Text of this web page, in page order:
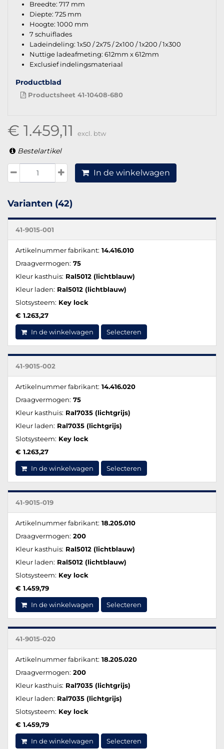
Breedte: 717 mm
Diepte: 725 mm
Hoogte: 1000 mm
7 schuiflades
Ladeindeling: 1x50 / 2x75 / 2x100 / 1x200 / 1x300
Nuttige ladeafmeting: 612mm x 612mm
Exclusief indelingsmateriaal
Productblad
Productsheet 41-10408-680
€ 1.459,11 excl. btw
Bestelartikel
In de winkelwagen
Varianten (42)
41-9015-001
Artikelnummer fabrikant: 14.416.010
Draagvermogen: 75
Kleur kasthuis: Ral5012 (lichtblauw)
Kleur laden: Ral5012 (lichtblauw)
Slotsysteem: Key lock
€ 1.263,27
In de winkelwagen Selecteren
41-9015-002
Artikelnummer fabrikant: 14.416.020
Draagvermogen: 75
Kleur kasthuis: Ral7035 (lichtgrijs)
Kleur laden: Ral7035 (lichtgrijs)
Slotsysteem: Key lock
€ 1.263,27
In de winkelwagen Selecteren
41-9015-019
Artikelnummer fabrikant: 18.205.010
Draagvermogen: 200
Kleur kasthuis: Ral5012 (lichtblauw)
Kleur laden: Ral5012 (lichtblauw)
Slotsysteem: Key lock
€ 1.459,79
In de winkelwagen Selecteren
41-9015-020
Artikelnummer fabrikant: 18.205.020
Draagvermogen: 200
Kleur kasthuis: Ral7035 (lichtgrijs)
Kleur laden: Ral7035 (lichtgrijs)
Slotsysteem: Key lock
€ 1.459,79
In de winkelwagen Selecteren